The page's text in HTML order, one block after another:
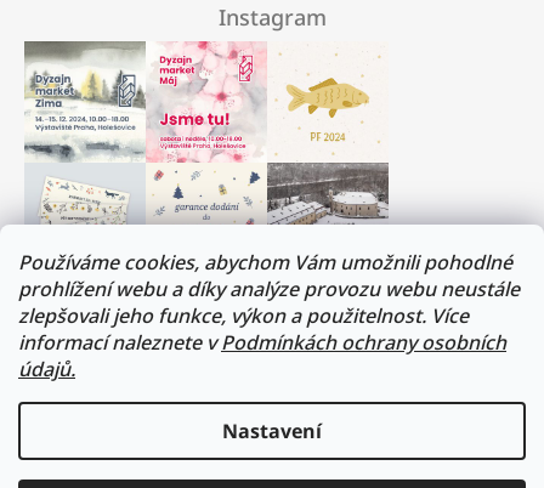
Používáme cookies, abychom Vám umožnili pohodlné
prohlížení webu a díky analýze provozu webu neustále
zlepšovali jeho funkce, výkon a použitelnost. Více
informací naleznete v Podmínkách ochrany osobních
údajů.
Nastavení
Milí přátelé, musíme si trochu odpočinout :)
V termínu 17. - 31.července budeme na dovolené.
Všechny objednávky budou vyřízeny v prvním
srpnovém týdnu. Děkujeme za pochopení!
Přejeme vám všem krásné léto!
Instagram
sledovat na instagramu